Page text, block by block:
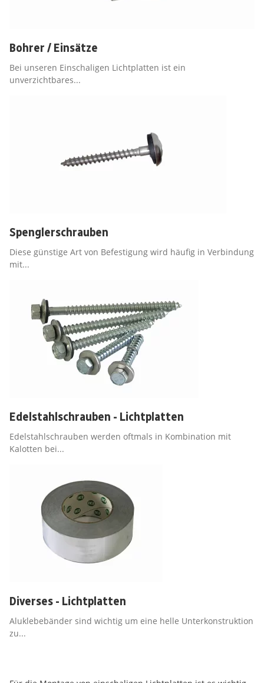
Bohrer / Einsätze
Bei unseren Einschaligen Lichtplatten ist ein
unverzichtbares...
Spenglerschrauben
Diese günstige Art von Befestigung wird häufig in Verbindung
mit...
Edelstahlschrauben - Lichtplatten
Edelstahlschrauben werden oftmals in Kombination mit
Kalotten bei...
Diverses - Lichtplatten
Aluklebebänder sind wichtig um eine helle Unterkonstruktion
zu...